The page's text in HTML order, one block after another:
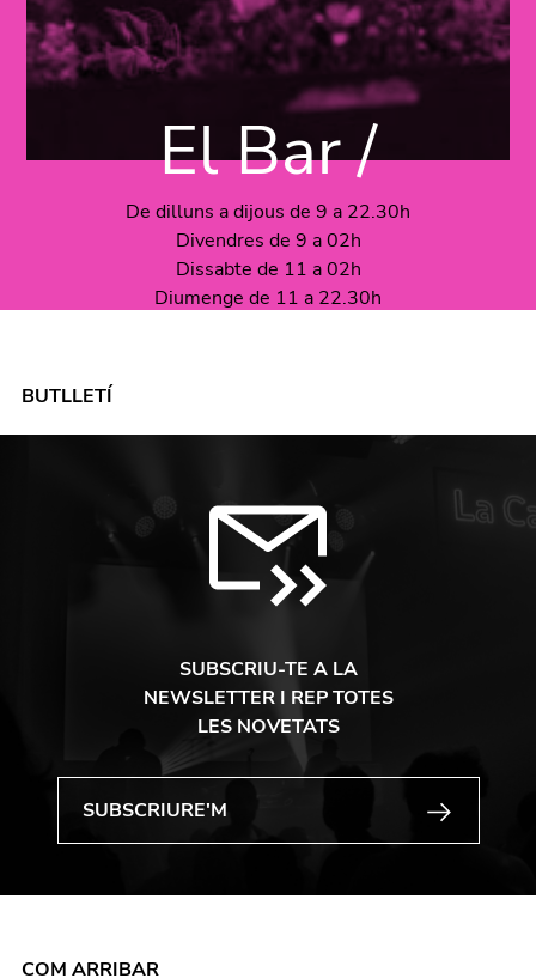
El Bar /
De dilluns a dijous de 9 a 22.30h
Divendres de 9 a 02h
Dissabte de 11 a 02h
Diumenge de 11 a 22.30h
BUTLLETÍ
SUBSCRIU-TE A LA
NEWSLETTER I REP TOTES
LES NOVETATS
COM ARRIBAR